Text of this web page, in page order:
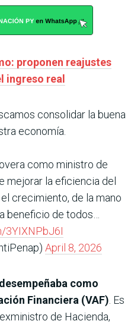
proponen reajustes
ingreso real
consolidar la buena
economía.
como ministro de
mejorar la eficiencia del
crecimiento, de la mano
beneficio de todos…
3YIXNPbJ6I
April 8, 2026
como
Financiera (VAF). Es
de Hacienda,